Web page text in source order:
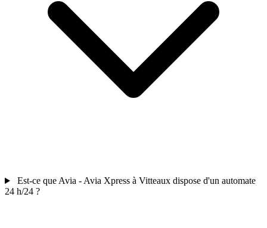
Est-ce que Avia - Avia Xpress à Vitteaux dispose d'un automate
24 h/24 ?